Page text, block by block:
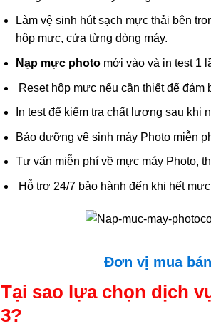
Làm vệ sinh hút sạch mực thải bên
hộp mực, cửa từng dòng máy.
Nạp mực photomới vào và in test 1
Reset hộp mực nếu cần thiết để đảm
In test để kiểm tra chất lượng sau khi
Bảo dưỡng vệ sinh máy Photo miễn
Tư vấn miễn phí về mực máy Photo,
Hỗ trợ 24/7 bảo hành đến khi hết
Đơn vị mua
Tại sao lựa chọn dịch
3?